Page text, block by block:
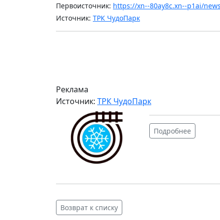
Первоисточник: https://xn--80ay8c.xn--p1ai/
Источник: ТРК ЧудоПарк
Реклама
Источник: ТРК ЧудоПарк
Подробнее
Возврат к списку